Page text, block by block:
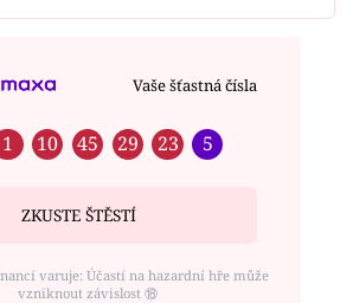
Vaše šťastná čísla
1 10 45 29 23 5
ZKUSTE ŠTĚSTÍ
varuje: Účastí na hazardní hře může
vzniknout závislost ⑱